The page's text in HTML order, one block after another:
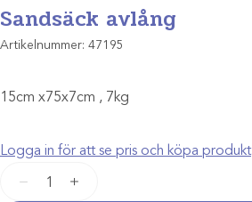
Sandsäck avlång
Artikelnummer: 47195
15cm x75x7cm , 7kg
Logga in för att se pris och köpa produkt
Sandsäck
+